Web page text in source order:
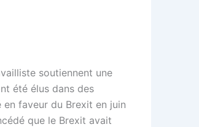
soutiennent une
été élus dans des
faveur du Brexit en juin
que le Brexit avait